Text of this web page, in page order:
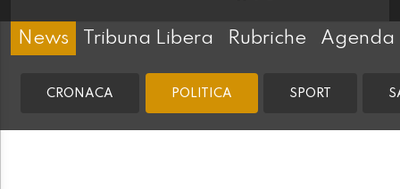
News Tribuna Libera Rubriche Agenda
CRONACA POLITICA SPORT